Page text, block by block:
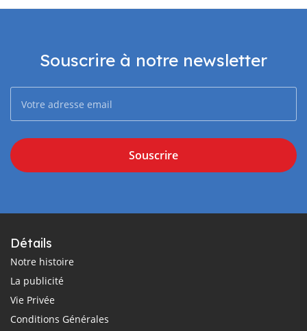
Souscrire à notre newsletter
Souscrire
Détails
Notre histoire
La publicité
Vie Privée
Conditions Générales